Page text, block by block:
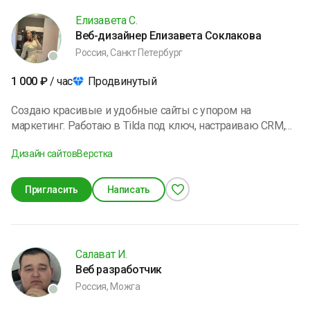
«быть», а стабильно расти в поиске. С нами работает
энергичная команда сертифицированных специалистов
— 30+ профи, которые реально отвечают за результат, а
не за красивые отчёты.
Елизавета С.
Веб-дизайнер Елизавета Соклакова
Россия, Санкт Петербург
1 000 ₽/ час Продвинутый
Создаю красивые и удобные сайты с упором на
маркетинг. Работаю в Tilda под ключ, настраиваю CRM,
Создаю сайты любой сложности.
Дизайн сайтовВерстка
Пригласить Написать
Салават И.
Веб разработчик
Россия, Можга